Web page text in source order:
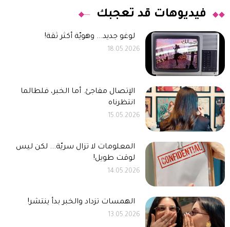
فيديوهات قد تعجبك
لوغو جديد... وهويّة أكثر ثقة!
18.05.2026
الإتصال مفاجئ. أما الخبر، فلطالما
انتظرناه
15.05.2026
المعلومات لا تزال سريّة... لكن ليس
لوقت طويل!
14.05.2026
الهمسات تزداد والخبر بدأ ينتشر!
13.05.2026